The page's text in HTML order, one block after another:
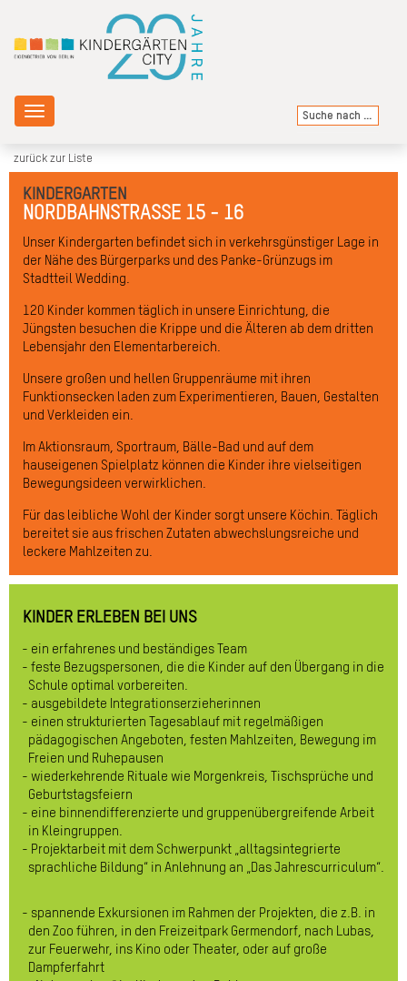
Toggle
navigation
zurück zur Liste
KINDERGARTEN
NORDBAHNSTRASSE 15 - 16
Unser Kindergarten befindet sich in verkehrsgünstiger Lage in
der Nähe des Bürgerparks und des Panke-Grünzugs im
Stadtteil Wedding.
120 Kinder kommen täglich in unsere Einrichtung, die
Jüngsten besuchen die Krippe und die Älteren ab dem dritten
Lebensjahr den Elementarbereich.
Unsere großen und hellen Gruppenräume mit ihren
Funktionsecken laden zum Experimentieren, Bauen, Gestalten
und Verkleiden ein.
Im Aktionsraum, Sportraum, Bälle-Bad und auf dem
hauseigenen Spielplatz können die Kinder ihre vielseitigen
Bewegungsideen verwirklichen.
Für das leibliche Wohl der Kinder sorgt unsere Köchin. Täglich
bereitet sie aus frischen Zutaten abwechslungsreiche und
leckere Mahlzeiten zu.
KINDER ERLEBEN BEI UNS
ein erfahrenes und beständiges Team
feste Bezugspersonen, die die Kinder auf den Übergang in die
Schule optimal vorbereiten.
ausgebildete Integrationserzieherinnen
einen strukturierten Tagesablauf mit regelmäßigen
pädagogischen Angeboten, festen Mahlzeiten, Bewegung im
Freien und Ruhepausen
wiederkehrende Rituale wie Morgenkreis, Tischsprüche und
Geburtstagsfeiern
eine binnendifferenzierte und gruppenübergreifende Arbeit
in Kleingruppen.
Projektarbeit mit dem Schwerpunkt „alltagsintegrierte
sprachliche Bildung“ in Anlehnung an „Das Jahrescurriculum“.
spannende Exkursionen im Rahmen der Projekten, die z.B. in
den Zoo führen, in den Freizeitpark Germendorf, nach Lubas,
zur Feuerwehr, ins Kino oder Theater, oder auf große
Dampferfahrt